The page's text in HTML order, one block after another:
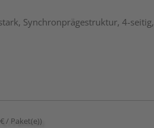
Synchronprägestruktur, 4-
/ Paket(e))